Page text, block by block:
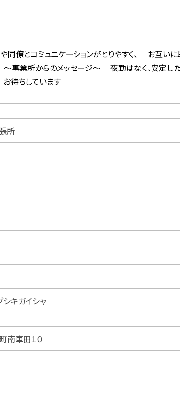
僚とコミュニケーションがとりやすく、 お互い
事業所からのメッセージ～ 夜勤はなく、安定し
待ちしています
所
キガイシャ
南車田１０